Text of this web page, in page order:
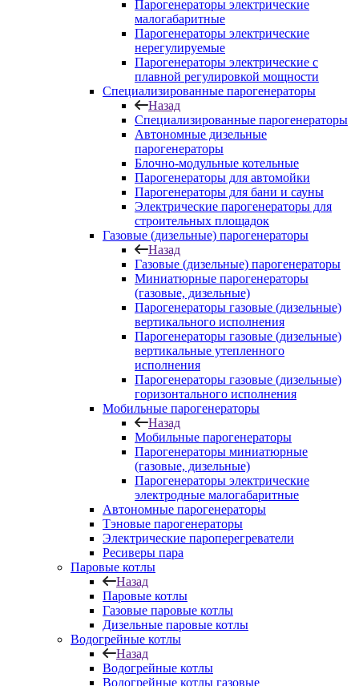
Парогенераторы электрические
малогабаритные
Парогенераторы электрические
нерегулируемые
Парогенераторы электрические с
плавной регулировкой мощности
Специализированные парогенераторы
Назад
Специализированные парогенераторы
Автономные дизельные
парогенераторы
Блочно-модульные котельные
Парогенераторы для автомойки
Парогенераторы для бани и сауны
Электрические парогенераторы для
строительных площадок
Газовые (дизельные) парогенераторы
Назад
Газовые (дизельные) парогенераторы
Миниатюрные парогенераторы
(газовые, дизельные)
Парогенераторы газовые (дизельные)
вертикального исполнения
Парогенераторы газовые (дизельные)
вертикальные утепленного
исполнения
Парогенераторы газовые (дизельные)
горизонтального исполнения
Мобильные парогенераторы
Назад
Мобильные парогенераторы
Парогенераторы миниатюрные
(газовые, дизельные)
Парогенераторы электрические
электродные малогабаритные
Автономные парогенераторы
Тэновые парогенераторы
Электрические пароперегреватели
Ресиверы пара
Паровые котлы
Назад
Паровые котлы
Газовые паровые котлы
Дизельные паровые котлы
Водогрейные котлы
Назад
Водогрейные котлы
Водогрейные котлы газовые